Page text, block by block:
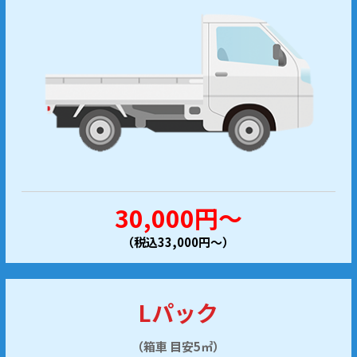
30,000円～
（税込33,000円～）
Lパック
（箱車 目安5㎥）